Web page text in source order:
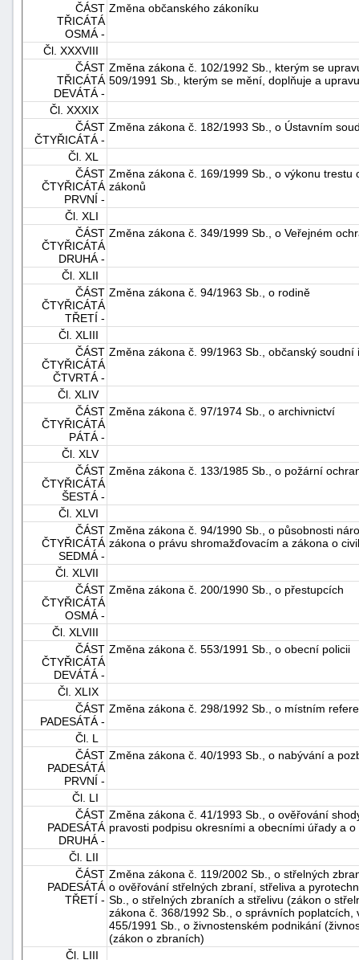
ČÁST
TŘICÁTÁ
OSMÁ -
Změna občanského zákoníku
Čl. XXXVIII
ČÁST
TŘICÁTÁ
DEVÁTÁ -
Změna zákona č. 102/1992 Sb., kterým se
509/1991 Sb., kterým se mění, doplňuje a
Čl. XXXIX
ČÁST
ČTYŘICÁTÁ -
Změna zákona č. 182/1993 Sb., o Ústavním
Čl. XL
ČÁST
ČTYŘICÁTÁ
PRVNÍ -
Změna zákona č. 169/1999 Sb., o výkonu
zákonů
Čl. XLI
ČÁST
ČTYŘICÁTÁ
DRUHÁ -
Změna zákona č. 349/1999 Sb., o Veřejném
Čl. XLII
ČÁST
ČTYŘICÁTÁ
TŘETÍ -
Změna zákona č. 94/1963 Sb., o rodině
Čl. XLIII
ČÁST
ČTYŘICÁTÁ
ČTVRTÁ -
Změna zákona č. 99/1963 Sb., občanský soudní
Čl. XLIV
ČÁST
ČTYŘICÁTÁ
PÁTÁ -
Změna zákona č. 97/1974 Sb., o archivnictví
Čl. XLV
ČÁST
ČTYŘICÁTÁ
ŠESTÁ -
Změna zákona č. 133/1985 Sb., o požární
Čl. XLVI
ČÁST
ČTYŘICÁTÁ
SEDMÁ -
Změna zákona č. 94/1990 Sb., o působnosti
zákona o právu shromažďovacím a zákona o
Čl. XLVII
ČÁST
ČTYŘICÁTÁ
OSMÁ -
Změna zákona č. 200/1990 Sb., o přestupcích
Čl. XLVIII
ČÁST
ČTYŘICÁTÁ
DEVÁTÁ -
Změna zákona č. 553/1991 Sb., o obecní policii
Čl. XLIX
ČÁST
PADESÁTÁ -
Změna zákona č. 298/1992 Sb., o místním
Čl. L
ČÁST
PADESÁTÁ
PRVNÍ -
Změna zákona č. 40/1993 Sb., o nabývání a
Čl. LI
ČÁST
PADESÁTÁ
DRUHÁ -
Změna zákona č. 41/1993 Sb., o ověřování
pravosti podpisu okresními a obecními úřady a
Čl. LII
ČÁST
PADESÁTÁ
TŘETÍ -
Změna zákona č. 119/2002 Sb., o střelných
o ověřování střelných zbraní, střeliva a
Sb., o střelných zbraních a střelivu (zákon o
zákona č. 368/1992 Sb., o správních
455/1991 Sb., o živnostenském podnikání
(zákon o zbraních)
Čl. LIII